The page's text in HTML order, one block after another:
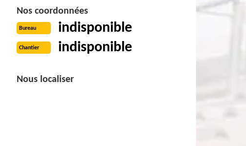
Nos coordonnées
Bureau indisponible
Chantier indisponible
Nous localiser